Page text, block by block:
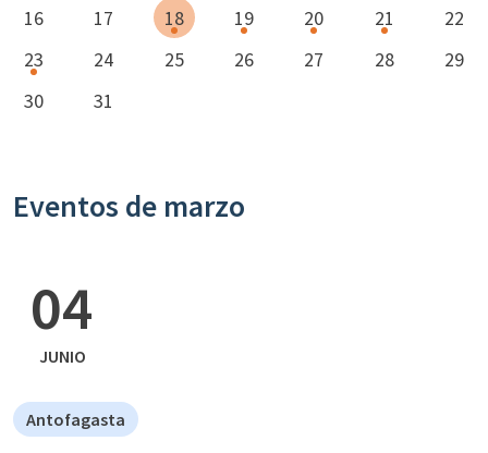
16
17 18 19 20 21
22
23
24 25 26 27 28
29
30
31
Eventos de marzo
04
JUNIO
Antofagasta